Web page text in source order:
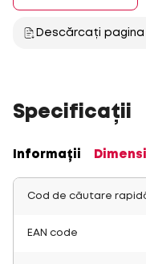
Descărcați pagina
Specificații
Informații
Cod de căutare
EAN code